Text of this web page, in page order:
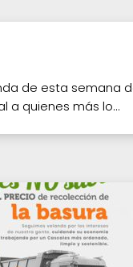
de esta semana
a quienes más lo...